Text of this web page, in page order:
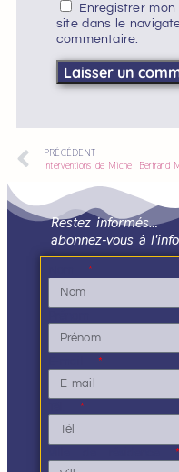
Enregistrer
site dans le
commentaire.
PRÉCÉDENT
Restez informés…
abonnez-vous à